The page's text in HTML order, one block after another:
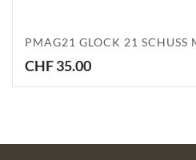
PMAG21 GLOCK 21 SCHUSS
CHF35.00